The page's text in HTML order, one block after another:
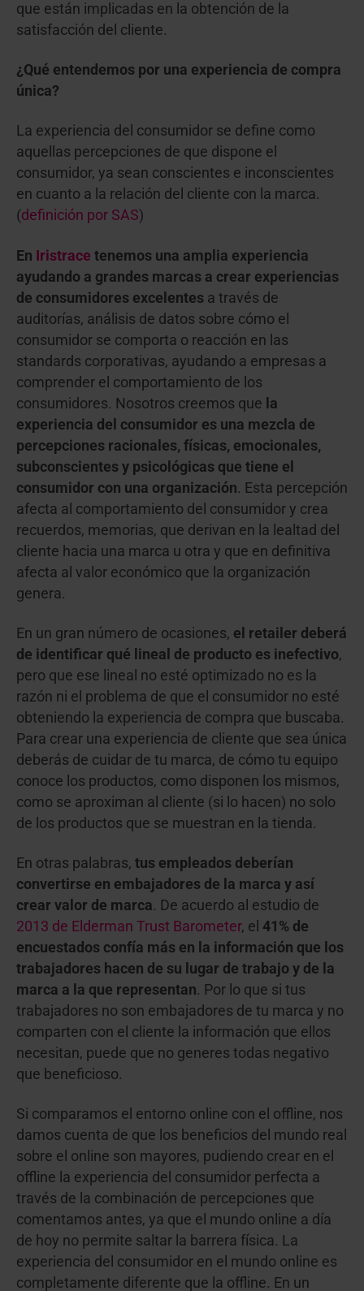
que están implicadas en la obtención de la
satisfacción del cliente.
¿Qué entendemos por una experiencia de compra
única?
La experiencia del consumidor se define como
aquellas percepciones de que dispone el
consumidor, ya sean conscientes e inconscientes
en cuanto a la relación del cliente con la marca.
(definición por SAS)
En Iristrace tenemos una amplia experiencia
ayudando a grandes marcas a crear experiencias
de consumidores excelentes a través de
auditorías, análisis de datos sobre cómo el
consumidor se comporta o reacción en las
standards corporativas, ayudando a empresas a
comprender el comportamiento de los
consumidores. Nosotros creemos que la
experiencia del consumidor es una mezcla de
percepciones racionales, físicas, emocionales,
subconscientes y psicológicas que tiene el
consumidor con una organización. Esta percepción
afecta al comportamiento del consumidor y crea
recuerdos, memorias, que derivan en la lealtad del
cliente hacia una marca u otra y que en definitiva
afecta al valor económico que la organización
genera.
En un gran número de ocasiones, el retailer deberá
de identificar qué lineal de producto es inefectivo,
pero que ese lineal no esté optimizado no es la
razón ni el problema de que el consumidor no esté
obteniendo la experiencia de compra que buscaba.
Para crear una experiencia de cliente que sea única
deberás de cuidar de tu marca, de cómo tu equipo
conoce los productos, como disponen los mismos,
como se aproximan al cliente (si lo hacen) no solo
de los productos que se muestran en la tienda.
En otras palabras, tus empleados deberían
convertirse en embajadores de la marca y así
crear valor de marca. De acuerdo al estudio de
2013 de Elderman Trust Barometer, el 41% de
encuestados confía más en la información que los
trabajadores hacen de su lugar de trabajo y de la
marca a la que representan. Por lo que si tus
trabajadores no son embajadores de tu marca y no
comparten con el cliente la información que ellos
necesitan, puede que no generes todas negativo
que beneficioso.
Si comparamos el entorno online con el offline, nos
damos cuenta de que los beneficios del mundo real
sobre el online son mayores, pudiendo crear en el
offline la experiencia del consumidor perfecta a
través de la combinación de percepciones que
comentamos antes, ya que el mundo online a día
de hoy no permite saltar la barrera física. La
experiencia del consumidor en el mundo online es
completamente diferente que la offline. En un